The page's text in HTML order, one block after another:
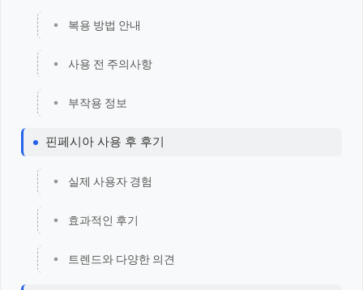
복용 방법 안내
사용 전 주의사항
부작용 정보
핀페시아 사용 후 후기
실제 사용자 경험
효과적인 후기
트렌드와 다양한 의견